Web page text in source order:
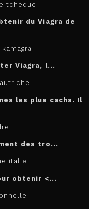
tcheque
du Viagra de
Viagra, l...
les plus cachs. Il
des tro...
italie
obtenir <...